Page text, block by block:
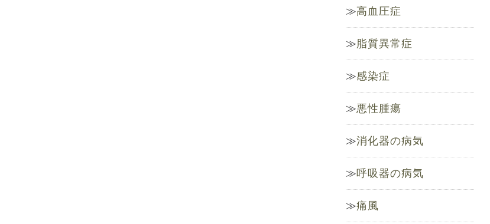
高血圧症
脂質異常症
感染症
悪性腫瘍
消化器の病気
呼吸器の病気
痛風